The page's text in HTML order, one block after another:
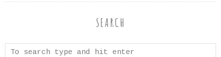
SEARCH